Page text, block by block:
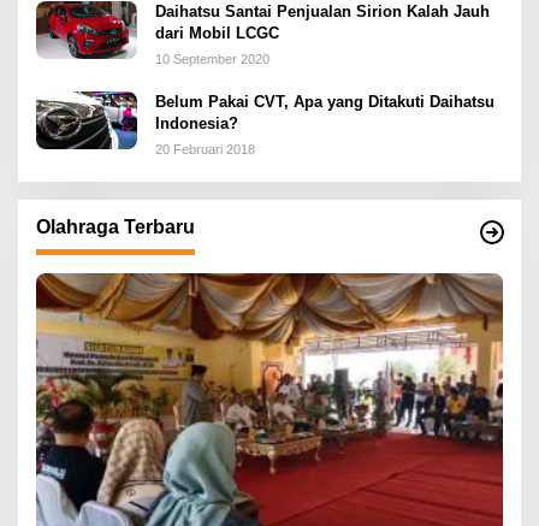
Daihatsu Santai Penjualan Sirion Kalah Jauh
dari Mobil LCGC
10 September 2020
Belum Pakai CVT, Apa yang Ditakuti Daihatsu
Indonesia?
20 Februari 2018
Olahraga Terbaru